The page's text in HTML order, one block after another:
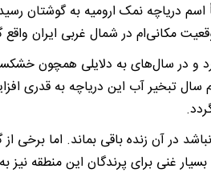
اسم دریاچه نمک ارومیه به گوشتان
مکانی‌ام در شمال غربی ایران
تبخیر آب این دریاچه به قدری
در آن زنده باقی بماند. اما
غنی برای پرندگان این منطقه نیز